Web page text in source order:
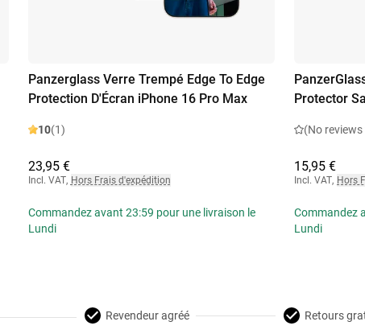
Panzerglass Verre Trempé Edge To Edge
Protection D'Écran iPhone 16 Pro Max
10(1)
23,95 €
Incl. VAT, Hors Frais d'expédition
Commandez avant 23:59 pour une livraison le
Lundi
Protector
(No reviews
15,95 €
Incl. VAT, Hors
Commandez
Lundi
Revendeur agréé Retours